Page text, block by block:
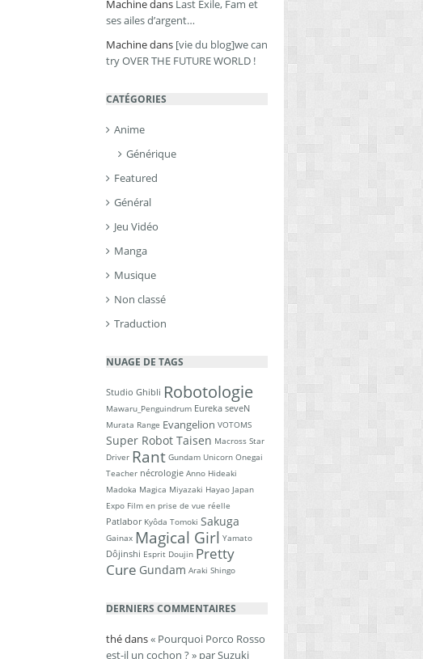
Machinedans Last Exile, Fam et
ses ailes d’argent…
Machinedans [vie du blog]we can
try OVER THE FUTURE WORLD !
CATÉGORIES
Anime
Générique
Featured
Général
Jeu Vidéo
Manga
Musique
Non classé
Traduction
NUAGE DE TAGS
Studio Ghibli Robotologie
Mawaru_Penguindrum Eureka seveN
Murata Range Evangelion VOTOMS
Super Robot Taisen Macross Star
Driver Rant Gundam Unicorn Onegai
Teacher nécrologie Anno Hideaki
Madoka Magica Miyazaki Hayao Japan
Expo Film en prise de vue réelle
Patlabor Kyôda Tomoki Sakuga
Gainax Magical Girl Yamato
Dôjinshi Esprit Doujin Pretty
Cure Gundam Araki Shingo
DERNIERS COMMENTAIRES
thédans« Pourquoi Porco Rosso
est-il un cochon ? » par Suzuki